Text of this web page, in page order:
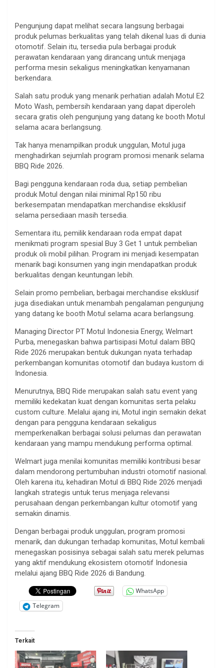
Pengunjung dapat melihat secara langsung berbagai
produk pelumas berkualitas yang telah dikenal luas di dunia
otomotif. Selain itu, tersedia pula berbagai produk
perawatan kendaraan yang dirancang untuk menjaga
performa mesin sekaligus meningkatkan kenyamanan
berkendara.
Salah satu produk yang menarik perhatian adalah Motul E2
Moto Wash, pembersih kendaraan yang dapat diperoleh
secara gratis oleh pengunjung yang datang ke booth Motul
selama acara berlangsung.
Tak hanya menampilkan produk unggulan, Motul juga
menghadirkan sejumlah program promosi menarik selama
BBQ Ride 2026.
Bagi pengguna kendaraan roda dua, setiap pembelian
produk Motul dengan nilai minimal Rp150 ribu
berkesempatan mendapatkan merchandise eksklusif
selama persediaan masih tersedia.
Sementara itu, pemilik kendaraan roda empat dapat
menikmati program spesial Buy 3 Get 1 untuk pembelian
produk oli mobil pilihan. Program ini menjadi kesempatan
menarik bagi konsumen yang ingin mendapatkan produk
berkualitas dengan keuntungan lebih.
Selain promo pembelian, berbagai merchandise eksklusif
juga disediakan untuk menambah pengalaman pengunjung
yang datang ke booth Motul selama acara berlangsung.
Managing Director PT Motul Indonesia Energy, Welmart
Purba, menegaskan bahwa partisipasi Motul dalam BBQ
Ride 2026 merupakan bentuk dukungan nyata terhadap
perkembangan komunitas otomotif dan budaya kustom di
Indonesia.
Menurutnya, BBQ Ride merupakan salah satu event yang
memiliki kedekatan kuat dengan komunitas serta pelaku
custom culture. Melalui ajang ini, Motul ingin semakin dekat
dengan para pengguna kendaraan sekaligus
memperkenalkan berbagai solusi pelumas dan perawatan
kendaraan yang mampu mendukung performa optimal.
Welmart juga menilai komunitas memiliki kontribusi besar
dalam mendorong pertumbuhan industri otomotif nasional.
Oleh karena itu, kehadiran Motul di BBQ Ride 2026 menjadi
langkah strategis untuk terus menjaga relevansi
perusahaan dengan perkembangan kultur otomotif yang
semakin dinamis.
Dengan berbagai produk unggulan, program promosi
menarik, dan dukungan terhadap komunitas, Motul kembali
menegaskan posisinya sebagai salah satu merek pelumas
yang aktif mendukung ekosistem otomotif Indonesia
melalui ajang BBQ Ride 2026 di Bandung.
WhatsApp
Telegram
Terkait